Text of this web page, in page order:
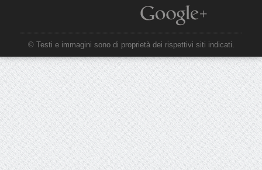
© Testi e immagini sono di proprietà dei rispettivi siti indicati.